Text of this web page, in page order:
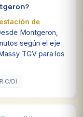
estación de
Montgeron,
según el eje
TGV para los
C/D)